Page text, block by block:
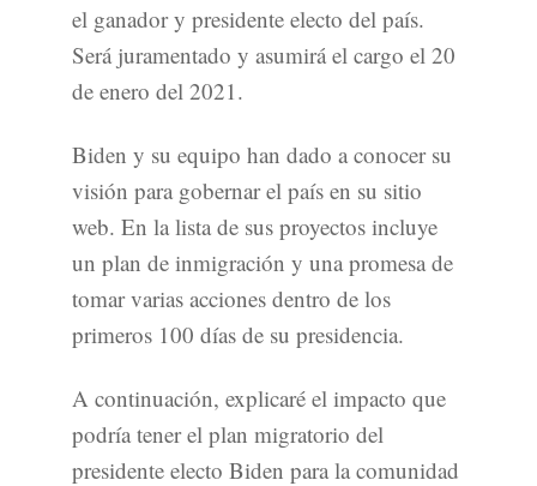
el ganador y presidente electo del país.
Será juramentado y asumirá el cargo el 20
de enero del 2021.
Biden y su equipo han dado a conocer su
visión para gobernar el país en su sitio
web. En la lista de sus proyectos incluye
un plan de inmigración y una promesa de
tomar varias acciones dentro de los
primeros 100 días de su presidencia.
A continuación, explicaré el impacto que
podría tener el plan migratorio del
presidente electo Biden para la comunidad